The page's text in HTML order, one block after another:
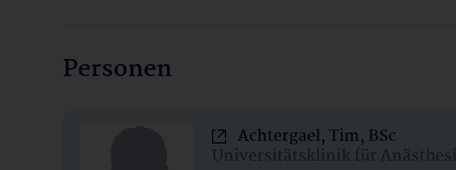
Personen
Achtergael, Tim, BSc
Universitätsklinik für